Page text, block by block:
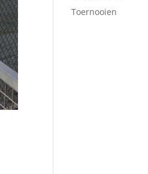
Toernooien